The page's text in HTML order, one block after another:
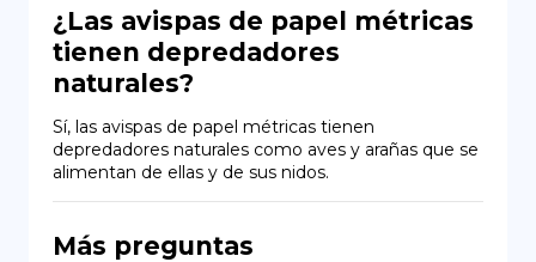
Privacy Policy
EN
¿Las avispas de papel métricas
tienen depredadores
naturales?
Sí, las avispas de papel métricas tienen
depredadores naturales como aves y arañas que se
alimentan de ellas y de sus nidos.
Más preguntas